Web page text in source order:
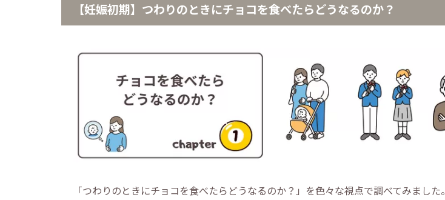
【妊娠初期】つわりのときにチョコを食べたらどうなるのか？
「つわりのときにチョコを食べたらどうなるのか？」を色々な視点で調べてみました。